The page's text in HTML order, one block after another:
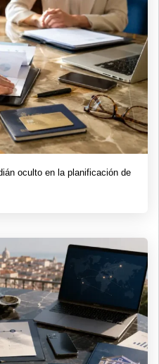
oculto en la planificación de